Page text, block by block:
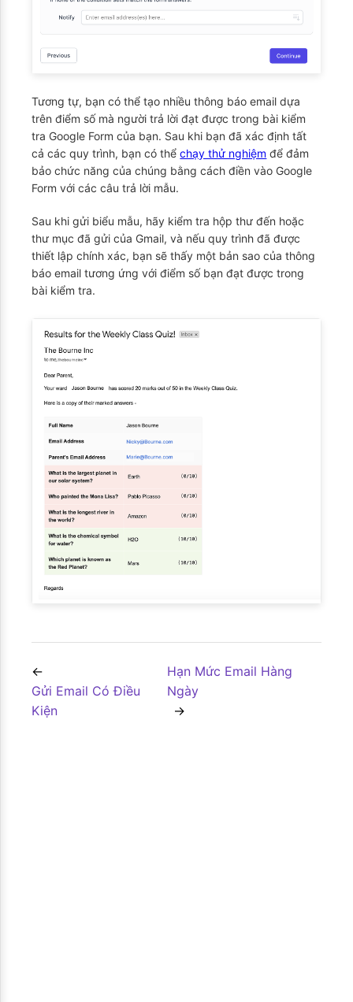
Tương tự, bạn có thể tạo nhiều thông báo email dựa
trên điểm số mà người trả lời đạt được trong bài kiểm
tra Google Form của bạn. Sau khi bạn đã xác định tất
cả các quy trình, bạn có thểchạy thử nghiệm để đảm
bảo chức năng của chúng bằng cách điền vào Google
Form với các câu trả lời mẫu.
Sau khi gửi biểu mẫu, hãy kiểm tra hộp thư đến hoặc
thư mục đã gửi của Gmail, và nếu quy trình đã được
thiết lập chính xác, bạn sẽ thấy một bản sao của thông
báo email tương ứng với điểm số bạn đạt được trong
bài kiểm tra.
Gửi Email Có Điều
Kiện
Hạn Mức Email Hàng
Ngày